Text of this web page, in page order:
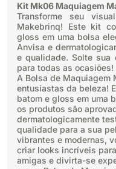
Kit Mk06 Maquiagem
Transforme seu
Makebrinq! Este kit
gloss em uma bolsa
Anvisa e
e qualidade. Solte
para todas as ocasiões!
A Bolsa de Maquiagem
entusiastas da beleza!
batom e gloss em uma
os produtos são
dermatologicamente
qualidade para a sua
vibrantes e modernas,
criar looks incríveis
amigas e divirta-se